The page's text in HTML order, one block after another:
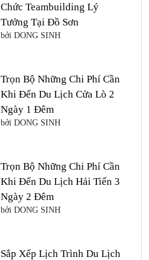
Chức Teambuilding Lý
Tưởng Tại Đồ Sơn
bởi DONG SINH
Trọn Bộ Những Chi Phí Cần
Khi Đến Du Lịch Cửa Lò 2
Ngày 1 Đêm
bởi DONG SINH
Trọn Bộ Những Chi Phí Cần
Khi Đến Du Lịch Hải Tiến 3
Ngày 2 Đêm
bởi DONG SINH
Sắp Xếp Lịch Trình Du Lịch